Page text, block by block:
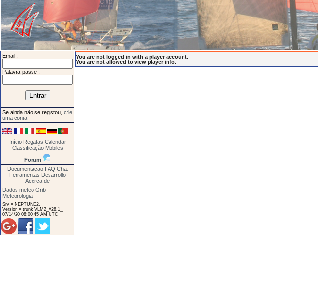
Email :
Palavra-passe :
Se ainda não se registou, crie
uma conta
Início Regatas Calendar
Classificação Mobiles
Forum
Documentação FAQ Chat
Ferramentas Desarrollo
Acerca de
Dados meteo Grib
Meteorologia
Srv = NEPTUNE2.
Version = trunk VLM2_V28.1_
07/14/20 08:00:45 AM UTC
You are not logged in with a player account.
You are not allowed to view player info.